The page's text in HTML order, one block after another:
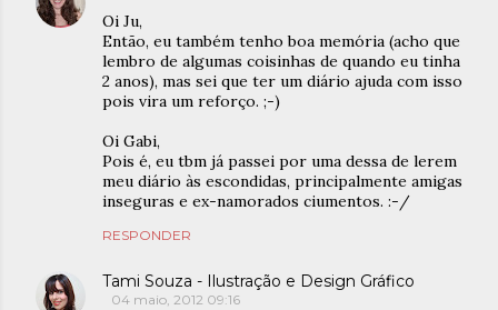
Oi Ju,
Então, eu também tenho boa memória (acho que
lembro de algumas coisinhas de quando eu tinha
2 anos), mas sei que ter um diário ajuda com isso
pois vira um reforço. ;-)
Oi Gabi,
Pois é, eu tbm já passei por uma dessa de lerem
meu diário às escondidas, principalmente amigas
inseguras e ex-namorados ciumentos. :-/
RESPONDER
Tami Souza - Ilustração e Design Gráfico
04 maio, 2012 09:16